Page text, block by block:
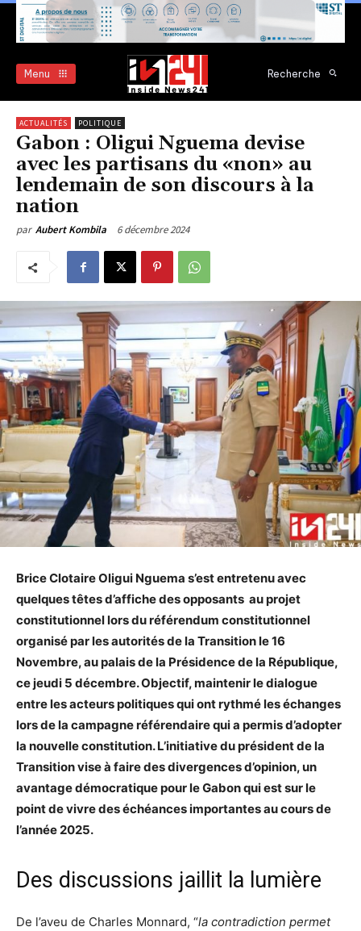
Menu Recherche
ACTUALITÉS POLITIQUE
Gabon : Oligui Nguema devise
avec les partisans du «non» au
lendemain de son discours à la
nation
par Aubert Kombila 6 décembre 2024
Brice Clotaire Oligui Nguema s’est entretenu avec
quelques têtes d’affiche des opposants au projet
constitutionnel lors du référendum constitutionnel
organisé par les autorités de la Transition le 16
Novembre, au palais de la Présidence de la République,
ce jeudi 5 décembre. Objectif, maintenir le dialogue
entre les acteurs politiques qui ont rythmé les échanges
lors de la campagne référendaire qui a permis d’adopter
la nouvelle constitution. L’initiative du président de la
Transition vise à faire des divergences d’opinion, un
avantage démocratique pour le Gabon qui est sur le
point de vivre des échéances importantes au cours de
l’année 2025.
Des discussions jaillit la lumière
De l’aveu de Charles Monnard, “la contradiction permet